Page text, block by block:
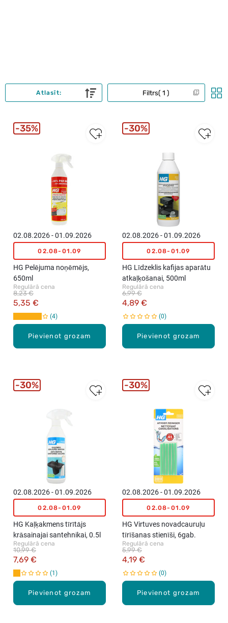
Filtrs 1
Atlasīt:
Pievienot grozam
02.08.2026 - 01.09.2026
02.08-01.09
HG Pelējuma noņēmējs,
650ml
Regulārā cena
5,35 €
8,23 €
4
35%
Pievienot grozam
02.08.2026 - 01.09.2026
02.08-01.09
HG Līdzeklis kafijas aparātu
atkaļķošanai, 500ml
Regulārā cena
4,89 €
6,99 €
0
30%
Pievienot grozam
02.08.2026 - 01.09.2026
02.08-01.09
HG Kaļķakmens tīrītājs
krāsainajai santehnikai, 0.5l
Regulārā cena
7,69 €
10,99 €
1
30%
Pievienot grozam
02.08.2026 - 01.09.2026
02.08-01.09
HG Virtuves novadcauruļu
tīrīšanas stienīši, 6gab.
Regulārā cena
4,19 €
5,99 €
0
30%